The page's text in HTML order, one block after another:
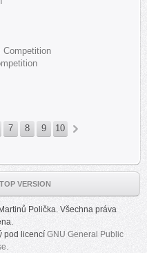
Competition
7 8 9 10
VERSION
Polička. Všechna práva
pod licencí GNU General Public